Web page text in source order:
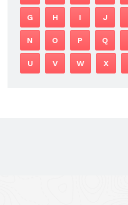
G H I J
N O P Q
U V W X